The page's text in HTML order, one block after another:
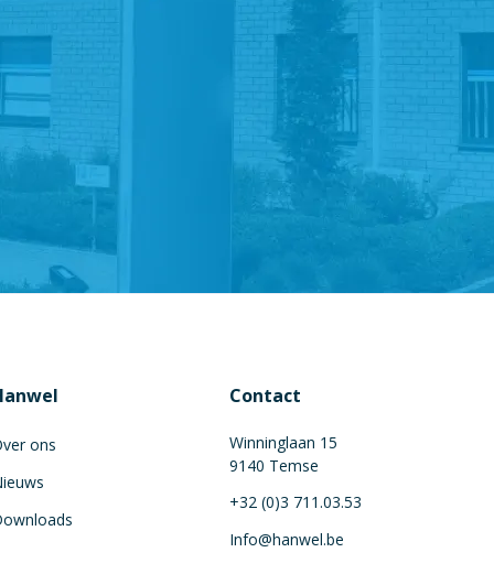
ons
Contact
Winninglaan 15
9140 Temse
+32 (0)3 711.03.53
Info@hanwel.be